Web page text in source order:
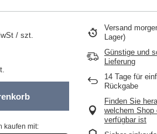
/ szt.
kaufen mit:
Versand
Lager)
Günstige und
Lieferung
14 Tage für
Rückgabe
Finden Sie
welchem Shop
verfügbar ist